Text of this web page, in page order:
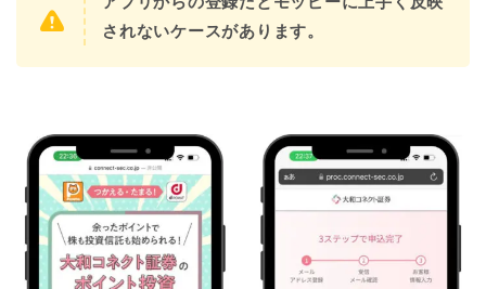
されないケースがあります。